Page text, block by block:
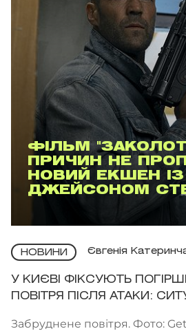
ФІЛЬМ
ПРИЧИН НЕ
НОВИЙ ЕКШЕН ІЗ
ДЖЕЙСОНОМ
НОВИНИ Євгенія
У КИЄВІ ФІКСУЮТЬ
ПОВІТРЯ ПІСЛЯ АТАКИ:
Забруднене повітря. Фото: